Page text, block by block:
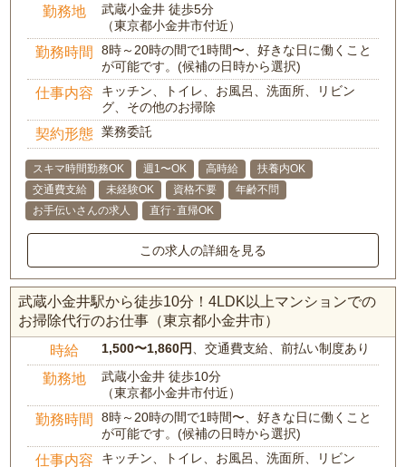
勤務地
武蔵小金井 徒歩5分
（東京都小金井市付近）
勤務時間
8時～20時の間で1時間〜、好きな日に働くこと
が可能です。(候補の日時から選択)
仕事内容
キッチン、トイレ、お風呂、洗面所、リビン
グ、その他のお掃除
契約形態 業務委託
スキマ時間勤務OK 週1〜OK 高時給
扶養内OK
交通費支給
未経験OK 資格不要
年齢不問
お手伝いさんの求人
直行･直帰OK
この求人の詳細を見る
武蔵小金井駅から徒歩10分！4LDK以上マンションでの
お掃除代行のお仕事（東京都小金井市）
時給 1,500〜1,860円 、交通費支給、前払い制度あり
勤務地
武蔵小金井 徒歩10分
（東京都小金井市付近）
勤務時間
8時～20時の間で1時間〜、好きな日に働くこと
が可能です。(候補の日時から選択)
仕事内容
キッチン、トイレ、お風呂、洗面所、リビン